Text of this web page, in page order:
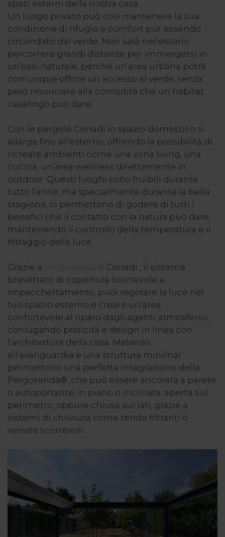
spazi esterni della nostra casa.
Un luogo privato può così mantenere la sua
condizione di rifugio e comfort pur essendo
circondato dal verde. Non sarà necessario
percorrere grandi distanze per immergersi in
un’oasi naturale, perché un’area urbana potrà
comunque offrire un accesso al verde, senza
però rinunciare alla comodità che un habitat
casalingo può dare.
Con le pergole Corradi lo spazio domestico si
allarga fino all’esterno, offrendo la possibilità di
ricreare ambienti come una zona living, una
cucina, un’area wellness direttamente in
outdoor. Questi luoghi sono fruibili durante
tutto l’anno, ma specialmente durante la bella
stagione, ci permettono di godere di tutti i
benefici che il contatto con la natura può dare,
mantenendo il controllo della temperatura e il
filtraggio della luce.
Grazie a Pergotenda® Corradi , il sistema
brevettato di copertura scorrevole a
impacchettamento, puoi regolare la luce nel
tuo spazio esterno e creare un’area
confortevole al riparo dagli agenti atmosferici,
coniugando praticità e design in linea con
l’architettura della casa. Materiali
all’avanguardia e una struttura minimal
permettono una perfetta integrazione della
Pergotenda®, che può essere ancorata a parete
o autoportante, in piano o inclinata, aperta sul
perimetro, oppure chiusa sui lati, grazie a
sistemi di chiusura come tende filtranti o
vetrate scorrevoli.